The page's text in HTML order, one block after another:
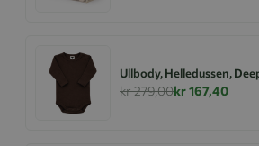
Ullbody, Helledussen,
kr 279,00kr 167,40